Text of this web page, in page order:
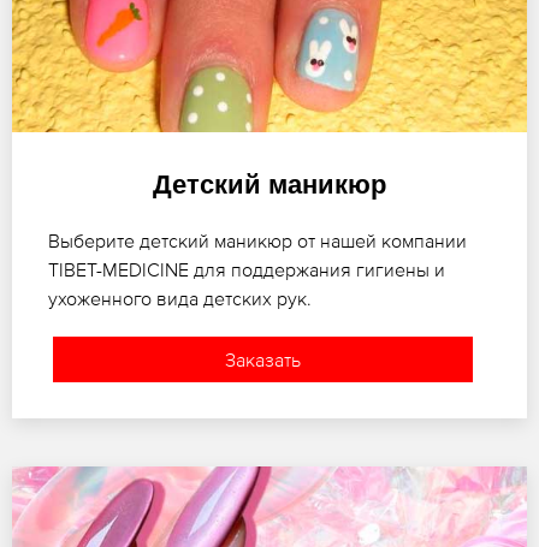
Детский маникюр
Выберите детский маникюр от нашей компании
TIBET-MEDICINE для поддержания гигиены и
ухоженного вида детских рук.
Заказать